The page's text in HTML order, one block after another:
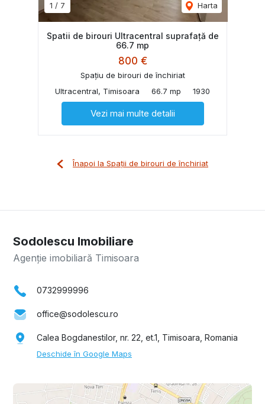
1 / 7 Harta
Spatii de birouri Ultracentral suprafață de
66.7 mp
800 €
Spațiu de birouri de închiriat
Ultracentral, Timisoara
66.7 mp 1930
Vezi mai multe detalii
Înapoi la Spații de birouri de închiriat
Sodolescu Imobiliare
Agenție imobiliară Timisoara
0732999996
office@sodolescu.ro
Calea Bogdanestilor, nr. 22, et.1, Timisoara, Romania
Deschide în Google Maps